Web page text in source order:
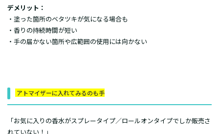
デメリット：
・塗った箇所のベタツキが気になる場合も
・香りの持続時間が短い
・手の届かない箇所や広範囲の使用には向かない
アトマイザーに入れてみるのも手
「お気に入りの香水がスプレータイプ／ロールオンタイプでしか販売さ
れていない！」